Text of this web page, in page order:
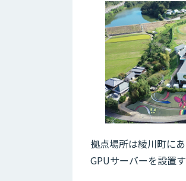
拠点場所は綾川町に
GPUサーバーを設置す